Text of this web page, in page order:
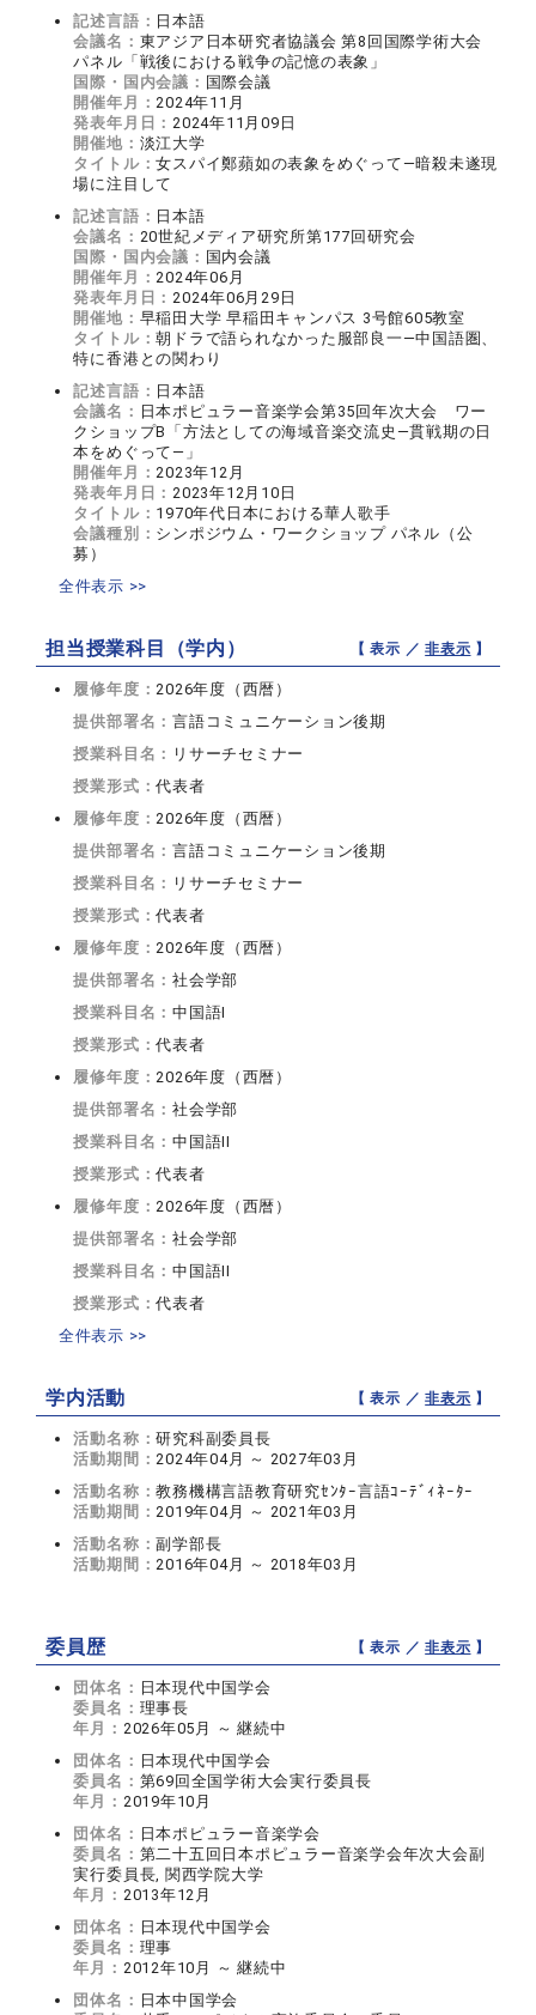
記述言語： 日本語
会議名： 東アジア日本研究者協議会 第8回国際学術大会
パネル「戦後における戦争の記憶の表象」
国際・国内会議： 国際会議
開催年月：2024年11月
発表年月日：2024年11月09日
開催地： 淡江大学
タイトル：女スパイ鄭蘋如の表象をめぐって―暗殺未遂現
場に注目して
記述言語： 日本語
会議名： 20世紀メディア研究所第177回研究会
国際・国内会議： 国内会議
開催年月：2024年06月
発表年月日：2024年06月29日
開催地： 早稲田大学 早稲田キャンパス 3号館605教室
タイトル：朝ドラで語られなかった服部良一―中国語圏、
特に香港との関わり
記述言語： 日本語
会議名： 日本ポピュラー音楽学会第35回年次大会 ワー
クショップB「方法としての海域音楽交流史―貫戦期の日
本をめぐって―」
開催年月：2023年12月
発表年月日：2023年12月10日
タイトル： 1970年代日本における華人歌手
会議種別： シンポジウム・ワークショップ パネル（公
募）
全件表示 >>
担当授業科目（学内） 【 表示 ／非表示 】
履修年度：2026年度（西暦）
提供部署名：言語コミュニケーション後期
授業科目名： リサーチセミナー
授業形式：代表者
履修年度：2026年度（西暦）
提供部署名：言語コミュニケーション後期
授業科目名： リサーチセミナー
授業形式：代表者
履修年度：2026年度（西暦）
提供部署名：社会学部
授業科目名：中国語I
授業形式：代表者
履修年度：2026年度（西暦）
提供部署名：社会学部
授業科目名：中国語II
授業形式：代表者
履修年度：2026年度（西暦）
提供部署名：社会学部
授業科目名：中国語II
授業形式：代表者
全件表示 >>
学内活動 【 表示 ／非表示 】
活動名称：研究科副委員長
活動期間：2024年04月 ～ 2027年03月
活動名称：教務機構言語教育研究ｾﾝﾀｰ言語ｺｰﾃﾞｨﾈｰﾀｰ
活動期間：2019年04月 ～ 2021年03月
活動名称：副学部長
活動期間：2016年04月 ～ 2018年03月
委員歴 【 表示 ／非表示 】
団体名： 日本現代中国学会
委員名： 理事長
年月： 2026年05月 ～ 継続中
団体名： 日本現代中国学会
委員名： 第69回全国学術大会実行委員長
年月： 2019年10月
団体名： 日本ポピュラー音楽学会
委員名： 第二十五回日本ポピュラー音楽学会年次大会副
実行委員長, 関西学院大学
年月： 2013年12月
団体名： 日本現代中国学会
委員名： 理事
年月： 2012年10月 ～ 継続中
団体名： 日本中国学会